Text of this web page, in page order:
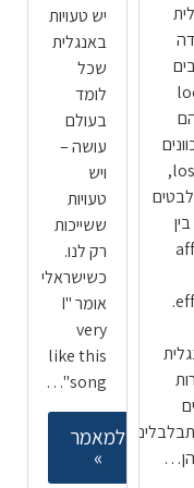
ל-lose,
effect.
יש טעויות
באנגלית
שכל
לומד
בעולם
עושה –
ויש
טעויות
ששייכות
רק לנו.
כשישראלי
אומר "I
very
like this
song"…
למאמר
»